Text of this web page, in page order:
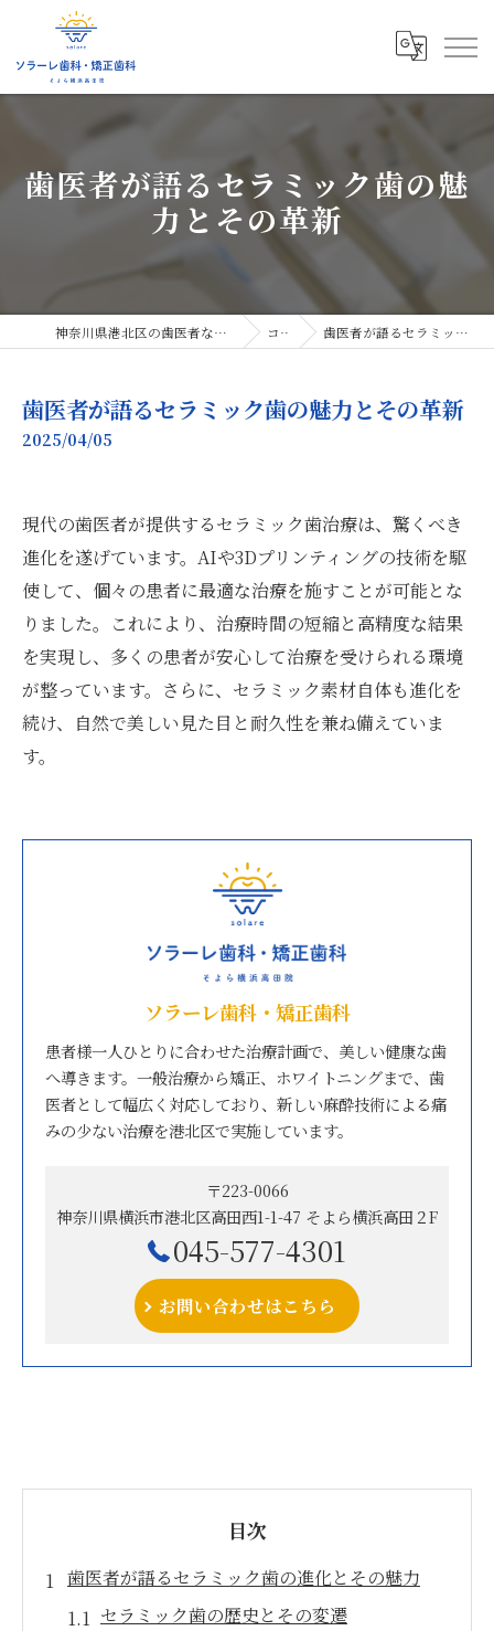
歯医者が語るセラミック歯の魅
力とその革新
神奈川県港北区の歯医者ならソラーレ歯科・矯正歯科 コラム 歯医者が語るセラミック歯の魅力とその革新
歯医者が語るセラミック歯の魅力とその革新
2025/04/05
現代の歯医者が提供するセラミック歯治療は、驚くべき
進化を遂げています。AIや3Dプリンティングの技術を駆
使して、個々の患者に最適な治療を施すことが可能とな
りました。これにより、治療時間の短縮と高精度な結果
を実現し、多くの患者が安心して治療を受けられる環境
が整っています。さらに、セラミック素材自体も進化を
続け、自然で美しい見た目と耐久性を兼ね備えていま
す。
ソラーレ歯科・矯正歯科
患者様一人ひとりに合わせた治療計画で、美しい健康な歯
へ導きます。一般治療から矯正、ホワイトニングまで、歯
医者として幅広く対応しており、新しい麻酔技術による痛
みの少ない治療を港北区で実施しています。
〒223-0066
神奈川県横浜市港北区高田西1-1-47 そよら横浜高田２F
045-577-4301
お問い合わせはこちら
目次
歯医者が語るセラミック歯の進化とその魅力
セラミック歯の歴史とその変遷